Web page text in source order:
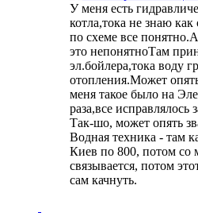
У меня есть
котла,тока не знаю
по схеме все
это непонятноТам
эл.бойлера,тока воду
отопления.Может
меня такое было на
раза,все исправлялось
Так-шо, может опять
Водная техника - там
Киев по 800, потом со
связывается, потом
сам качнуть.